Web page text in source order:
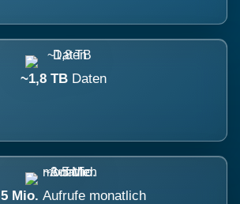
~1,8 TB Daten
Mio. Aufrufe monatlich